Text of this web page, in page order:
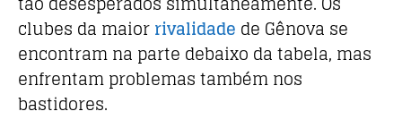
clubes da maiorrivalidade de Gênova se
encontram na parte debaixo da tabela, mas
enfrentam problemas também nos
bastidores.